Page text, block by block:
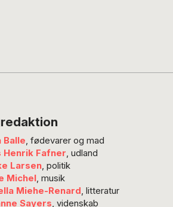
Balle, fødevarer og mad
Henrik Fafner, udland
Larsen, politik
Michel, musik
Miehe-Renard, litteratur
Sayers, videnskab